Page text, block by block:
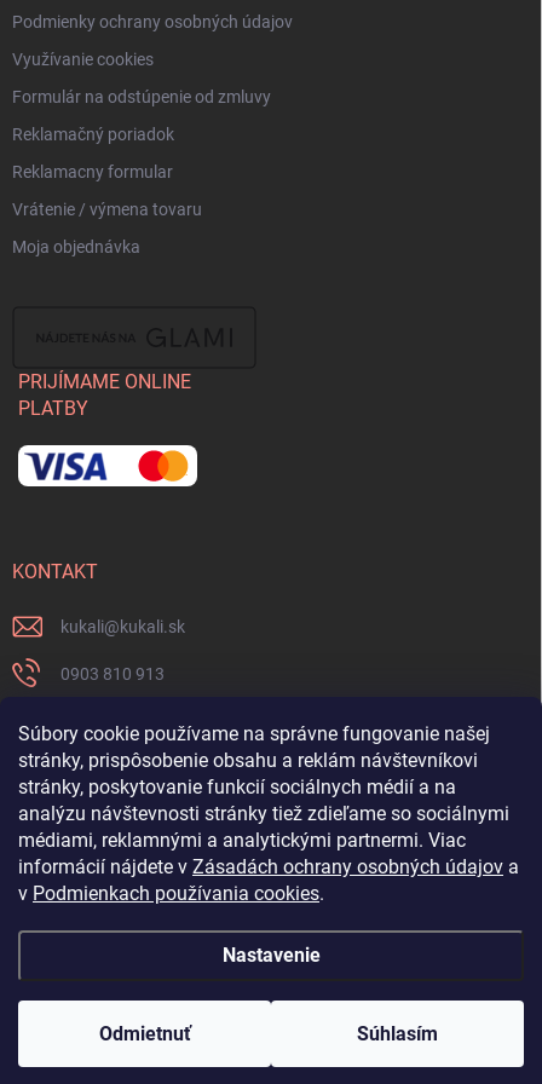
Súbory cookie používame na správne fungovanie našej
stránky, prispôsobenie obsahu a reklám návštevníkovi
stránky, poskytovanie funkcií sociálnych médií a na
analýzu návštevnosti stránky tiež zdieľame so sociálnymi
médiami, reklamnými a analytickými partnermi. Viac
informácií nájdete v Zásadách ochrany osobných údajov a
v Podmienkach používania cookies.
Nastavenie
Odmietnuť Súhlasím
Podmienky ochrany osobných údajov
Využívanie cookies
Formulár na odstúpenie od zmluvy
Reklamačný poriadok
Reklamacny formular
Vrátenie / výmena tovaru
Moja objednávka
PRIJÍMAME ONLINE
PLATBY
KONTAKT
kukali@kukali.sk
0903 810 913
Nenechajte si ujsť novinky a sledujte nás na FB
kukalishop
Vytvoril Shoptet
Copyright 2026www.kukali.sk. Všetky práva vyhradené.Upraviť nastavenie